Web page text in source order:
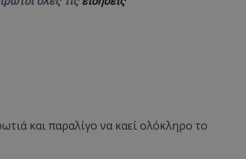
και παραλίγο να καεί ολόκληρο το